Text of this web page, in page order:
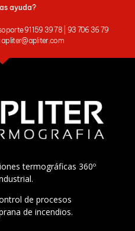
ayuda?
91 159 39 78 | 93 706 36 79
apliter@apliter.com
termográficas 360º
de procesos
de incendios.